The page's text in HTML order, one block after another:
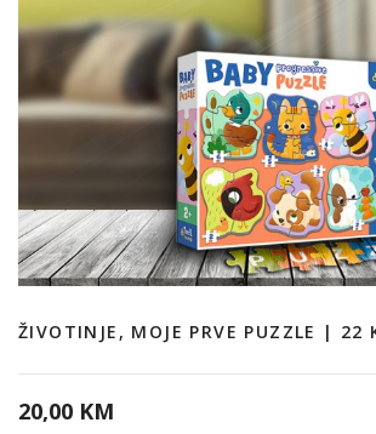
ŽIVOTINJE, MOJE PRVE PUZZLE | 22
20,00 KM